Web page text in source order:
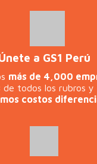
a GS1 Perú
más de 4,000
de todos los rubros y
costos